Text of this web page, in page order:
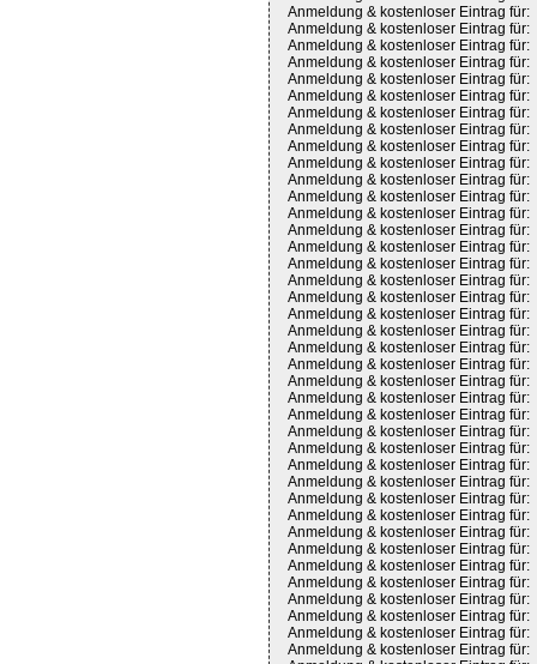
Anmeldung & kostenloser Eintrag für:
Anmeldung & kostenloser Eintrag für:
Anmeldung & kostenloser Eintrag für:
Anmeldung & kostenloser Eintrag für:
Anmeldung & kostenloser Eintrag für:
Anmeldung & kostenloser Eintrag für:
Anmeldung & kostenloser Eintrag für:
Anmeldung & kostenloser Eintrag für:
Anmeldung & kostenloser Eintrag für:
Anmeldung & kostenloser Eintrag für:
Anmeldung & kostenloser Eintrag für:
Anmeldung & kostenloser Eintrag für:
Anmeldung & kostenloser Eintrag für:
Anmeldung & kostenloser Eintrag für:
Anmeldung & kostenloser Eintrag für:
Anmeldung & kostenloser Eintrag für:
Anmeldung & kostenloser Eintrag für:
Anmeldung & kostenloser Eintrag für:
Anmeldung & kostenloser Eintrag für:
Anmeldung & kostenloser Eintrag für:
Anmeldung & kostenloser Eintrag für:
Anmeldung & kostenloser Eintrag für:
Anmeldung & kostenloser Eintrag für:
Anmeldung & kostenloser Eintrag für:
Anmeldung & kostenloser Eintrag für:
Anmeldung & kostenloser Eintrag für:
Anmeldung & kostenloser Eintrag für:
Anmeldung & kostenloser Eintrag für:
Anmeldung & kostenloser Eintrag für:
Anmeldung & kostenloser Eintrag für:
Anmeldung & kostenloser Eintrag für:
Anmeldung & kostenloser Eintrag für:
Anmeldung & kostenloser Eintrag für:
Anmeldung & kostenloser Eintrag für:
Anmeldung & kostenloser Eintrag für:
Anmeldung & kostenloser Eintrag für:
Anmeldung & kostenloser Eintrag für:
Anmeldung & kostenloser Eintrag für:
Anmeldung & kostenloser Eintrag für: